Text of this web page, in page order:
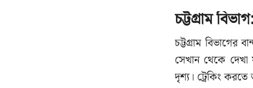
চট্টগ্রাম
চট্টগ্রাম বিভাগের
সেখান থেকে
দৃশ্য। ট্রেকিং